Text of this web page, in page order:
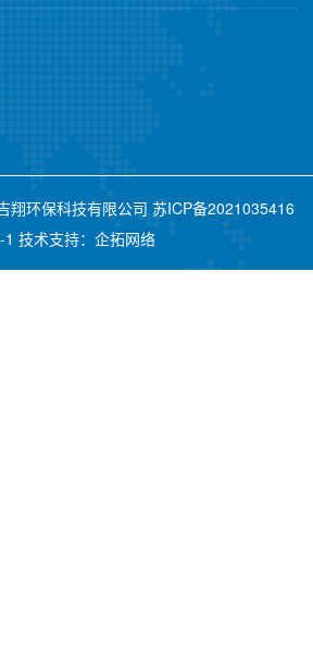
翔环保科技有限公司 苏ICP备2021035416
技术支持： 企拓网络